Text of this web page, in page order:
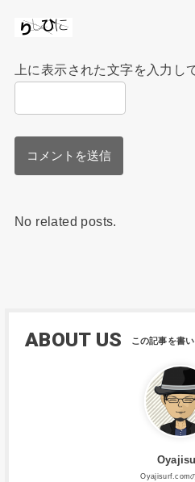
上に表示された文字を入力し
No related posts.
ABOUT US
Oyajisurf.com